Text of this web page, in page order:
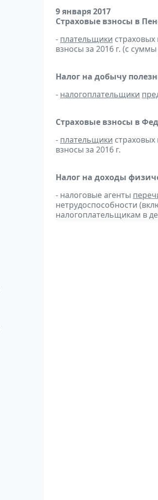
9 января 2017
Страховые взносы в
- плательщики
взносы за 2016 г. (с
Налог на добычу
- налогоплательщики
Страховые взносы в
- плательщики
взносы за 2016 г.
Налог на доходы
- налоговые агенты
нетрудоспособности
налогоплательщикам в